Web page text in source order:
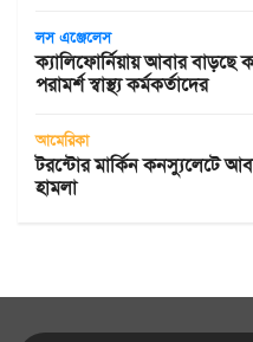
লস এঞ্জেলেস
ক্যালিফোর্নিয়ায় আবার বাড়ছে
পরামর্শ স্বাস্থ্য কর্মকর্তাদের
আমেরিকা
টরন্টোর মার্কিন কনস্যুলেটে
হামলা